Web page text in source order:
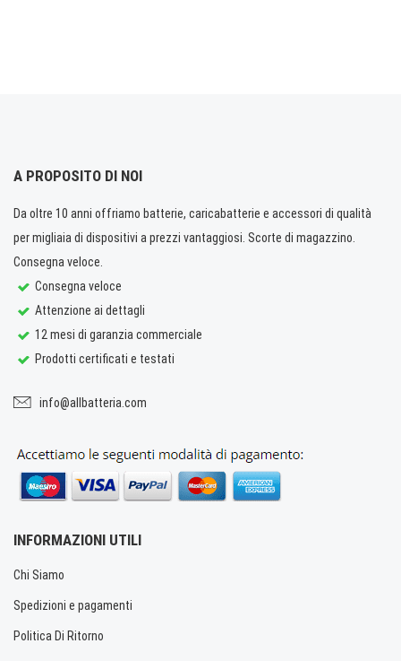
A PROPOSITO DI NOI
Da oltre 10 anni offriamo batterie, caricabatterie e accessori di qualità
per migliaia di dispositivi a prezzi vantaggiosi. Scorte di magazzino.
Consegna veloce.
Consegna veloce
Attenzione ai dettagli
12 mesi di garanzia commerciale
Prodotti certificati e testati
info@allbatteria.com
INFORMAZIONI UTILI
Chi Siamo
Spedizioni e pagamenti
Politica Di Ritorno